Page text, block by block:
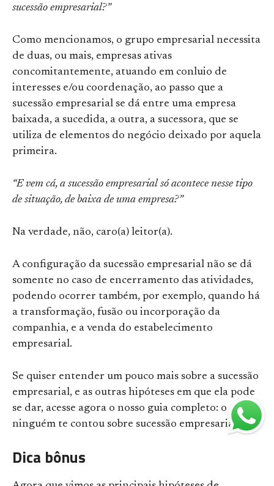
sucessão empresarial?”
Como mencionamos, o grupo empresarial necessita
de duas, ou mais, empresas ativas
concomitantemente, atuando em conluio de
interesses e/ou coordenação, ao passo que a
sucessão empresarial se dá entre uma empresa
baixada, a sucedida, a outra, a sucessora, que se
utiliza de elementos do negócio deixado por aquela
primeira.
“E vem cá, a sucessão empresarial só acontece nesse tipo
de situação, de baixa de uma empresa?”
Na verdade, não, caro(a) leitor(a).
A configuração da sucessão empresarial não se dá
somente no caso de encerramento das atividades,
podendo ocorrer também, por exemplo, quando há
a transformação, fusão ou incorporação da
companhia, e a venda do estabelecimento
empresarial.
Se quiser entender um pouco mais sobre a sucessão
empresarial, e as outras hipóteses em que ela pode
se dar, acesse agora o nosso guia completo: o que
ninguém te contou sobre sucessão empresarial.
Dica bônus